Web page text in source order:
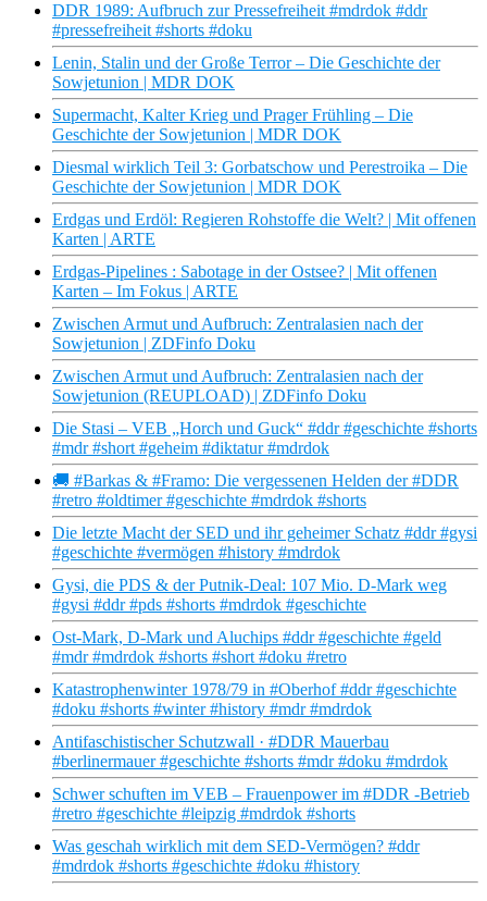
DDR 1989: Aufbruch zur Pressefreiheit #mdrdok #ddr
#pressefreiheit #shorts #doku
Lenin, Stalin und der Große Terror – Die Geschichte der
Sowjetunion | MDR DOK
Supermacht, Kalter Krieg und Prager Frühling – Die
Geschichte der Sowjetunion | MDR DOK
Diesmal wirklich Teil 3: Gorbatschow und Perestroika – Die
Geschichte der Sowjetunion | MDR DOK
Erdgas und Erdöl: Regieren Rohstoffe die Welt? | Mit offenen
Karten | ARTE
Erdgas-Pipelines : Sabotage in der Ostsee? | Mit offenen
Karten – Im Fokus | ARTE
Zwischen Armut und Aufbruch: Zentralasien nach der
Sowjetunion | ZDFinfo Doku
Zwischen Armut und Aufbruch: Zentralasien nach der
Sowjetunion (REUPLOAD) | ZDFinfo Doku
Die Stasi – VEB „Horch und Guck“ #ddr #geschichte #shorts
#mdr #short #geheim #diktatur #mdrdok
🚚 #Barkas & #Framo: Die vergessenen Helden der #DDR
#retro #oldtimer #geschichte #mdrdok #shorts
Die letzte Macht der SED und ihr geheimer Schatz #ddr #gysi
#geschichte #vermögen #history #mdrdok
Gysi, die PDS & der Putnik-Deal: 107 Mio. D-Mark weg
#gysi #ddr #pds #shorts #mdrdok #geschichte
Ost-Mark, D-Mark und Aluchips #ddr #geschichte #geld
#mdr #mdrdok #shorts #short #doku #retro
Katastrophenwinter 1978/79 in #Oberhof #ddr #geschichte
#doku #shorts #winter #history #mdr #mdrdok
Antifaschistischer Schutzwall · #DDR Mauerbau
#berlinermauer #geschichte #shorts #mdr #doku #mdrdok
Schwer schuften im VEB – Frauenpower im #DDR -Betrieb
#retro #geschichte #leipzig #mdrdok #shorts
Was geschah wirklich mit dem SED-Vermögen? #ddr
#mdrdok #shorts #geschichte #doku #history